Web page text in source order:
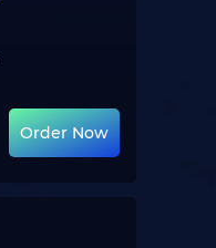
Order Now